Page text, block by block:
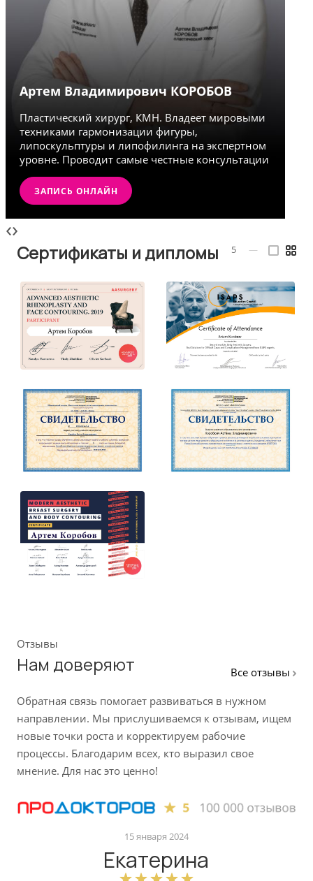
Артем Владимирович КОРОБОВ
Пластический хирург, КМН. Владеет мировыми
техниками гармонизации фигуры,
липоскульптуры и липофилинга на экспертном
уровне. Проводит самые честные консультации
ЗАПИСЬ ОНЛАЙН
‹›
Сертификаты и дипломы 5 —
Отзывы
Нам доверяют Все отзывы
Обратная связь помогает развиваться в нужном
направлении. Мы прислушиваемся к отзывам, ищем
новые точки роста и корректируем рабочие
процессы. Благодарим всех, кто выразил свое
мнение. Для нас это ценно!
15 января 2024
Екатерина